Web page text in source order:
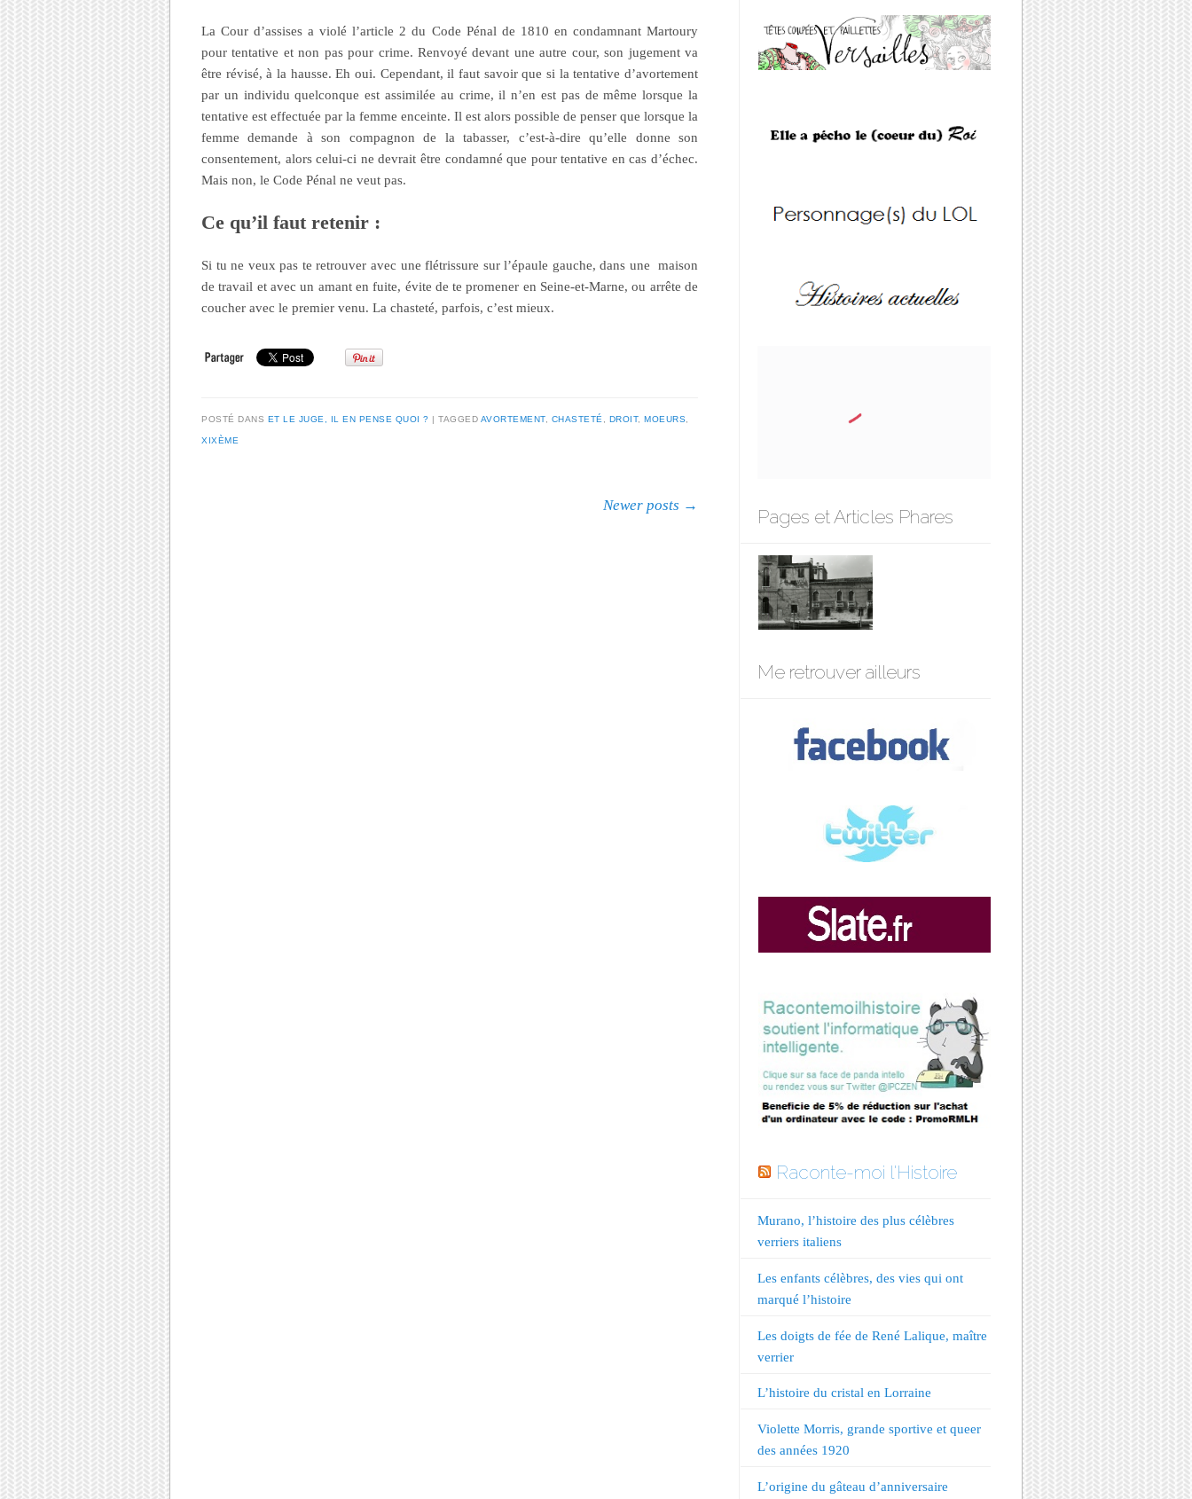
La Cour d’assises a violé l’article 2 du Code Pénal de 1810 en condamnant Martoury
pour tentative et non pas pour crime. Renvoyé devant une autre cour, son jugement va
être révisé, à la hausse. Eh oui. Cependant, il faut savoir que si la tentative d’avortement
par un individu quelconque est assimilée au crime, il n’en est pas de même lorsque la
tentative est effectuée par la femme enceinte. Il est alors possible de penser que lorsque la
femme demande à son compagnon de la tabasser, c’est-à-dire qu’elle donne son
consentement, alors celui-ci ne devrait être condamné que pour tentative en cas d’échec.
Mais non, le Code Pénal ne veut pas.
Ce qu’il faut retenir :
Si tu ne veux pas te retrouver avec une flétrissure sur l’épaule gauche, dans une maison
de travail et avec un amant en fuite, évite de te promener en Seine-et-Marne, ou arrête de
coucher avec le premier venu. La chasteté, parfois, c’est mieux.
POSTÉ DANS ET LE JUGE, IL EN PENSE QUOI ? TAGGED AVORTEMENT, CHASTETÉ, DROIT, MOEURS,
XIXÈME
Newer posts →
Pages et Articles Phares
Me retrouver ailleurs
Raconte-moi l'Histoire
Murano, l’histoire des plus célèbres
verriers italiens
Les enfants célèbres, des vies qui ont
marqué l’histoire
Les doigts de fée de René Lalique, maître
verrier
L’histoire du cristal en Lorraine
Violette Morris, grande sportive et queer
des années 1920
L’origine du gâteau d’anniversaire